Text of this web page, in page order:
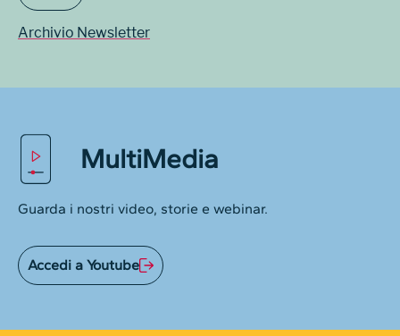
Archivio Newsletter
MultiMedia
Guarda i nostri video, storie e webinar.
Accedi a Youtube